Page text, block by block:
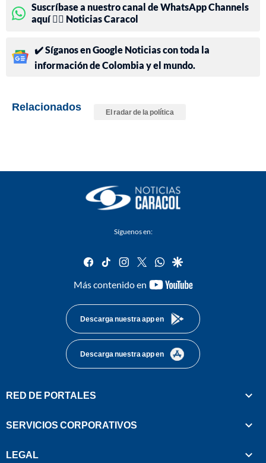
Suscríbase a nuestro canal de WhatsApp Channels
aquí 👉🏻 Noticias Caracol
✔️ Síganos en Google Noticias con toda la
información de Colombia y el mundo.
Relacionados El radar de la política
Síguenos en:
facebook
tiktok instagram
twitterwhatsapp
google
Más contenido en
youtube-
Descarga nuestra app en
Descarga nuestra app en
RED DE PORTALES
SERVICIOS CORPORATIVOS
LEGAL